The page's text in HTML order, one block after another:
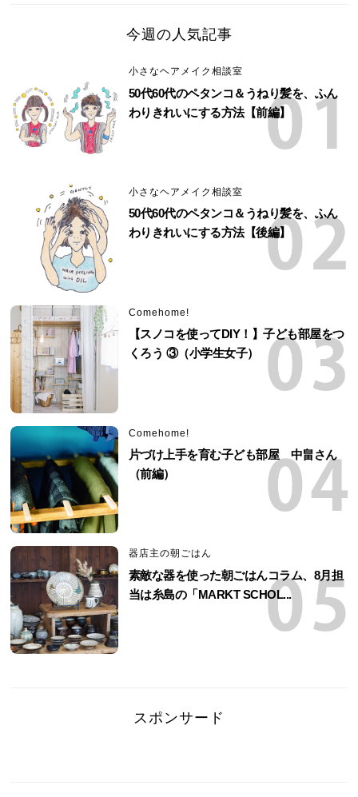
今週の人気記事
小さなヘアメイク相談室
50代60代のペタンコ＆うねり髪を、ふん
わりきれいにする方法【前編】
小さなヘアメイク相談室
50代60代のペタンコ＆うねり髪を、ふん
わりきれいにする方法【後編】
Comehome!
【スノコを使ってDIY！】子ども部屋をつ
くろう ③（小学生女子）
Comehome!
片づけ上手を育む子ども部屋 中畠さん
（前編）
器店主の朝ごはん
素敵な器を使った朝ごはんコラム、8月担
当は糸島の「MARKT SCHOL...
スポンサード